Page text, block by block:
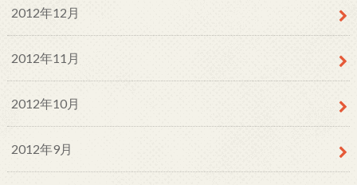
2012年12月
2012年11月
2012年10月
2012年9月